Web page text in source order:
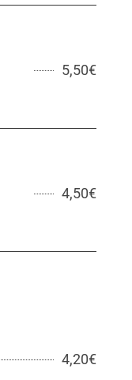
€
5,50
€
4,50
€
4,20